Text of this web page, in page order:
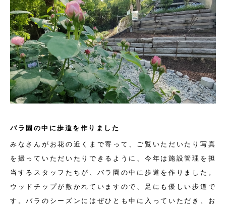
バラ園の中に歩道を作りました
みなさんがお花の近くまで寄って、ご覧いただいたり写真
を撮っていただいたりできるように、今年は施設管理を担
当するスタッフたちが、バラ園の中に歩道を作りました。
ウッドチップが敷かれていますので、足にも優しい歩道で
す。バラのシーズンにはぜひとも中に入っていただき、お